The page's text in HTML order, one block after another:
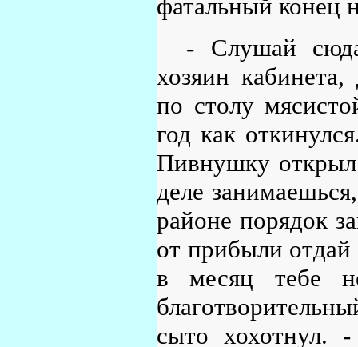
фатальный конец
- Слушай
хозяин кабинета,
по столу
год как
Пивнушку
деле
районе порядок
от прибыли
в месяц тебе
сыто хохотнул.